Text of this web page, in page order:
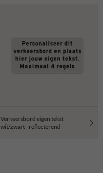
Verkeersbord eigen tekst
wit/zwart - reflecterend